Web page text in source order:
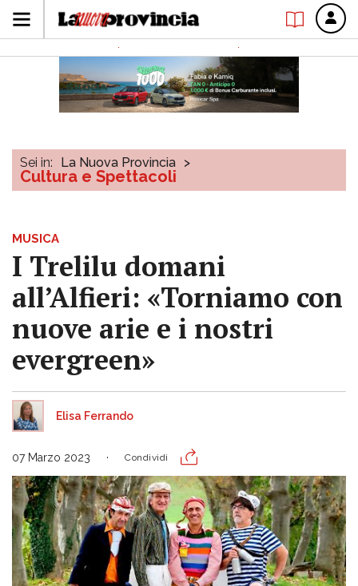
Sei in: La Nuova Provincia >
Cultura e Spettacoli
MUSICA
I Trelilu domani
all’Alfieri: «Torniamo con
nuove arie e i nostri
evergreen»
Elisa Ferrando
07 Marzo 2023 Condividi